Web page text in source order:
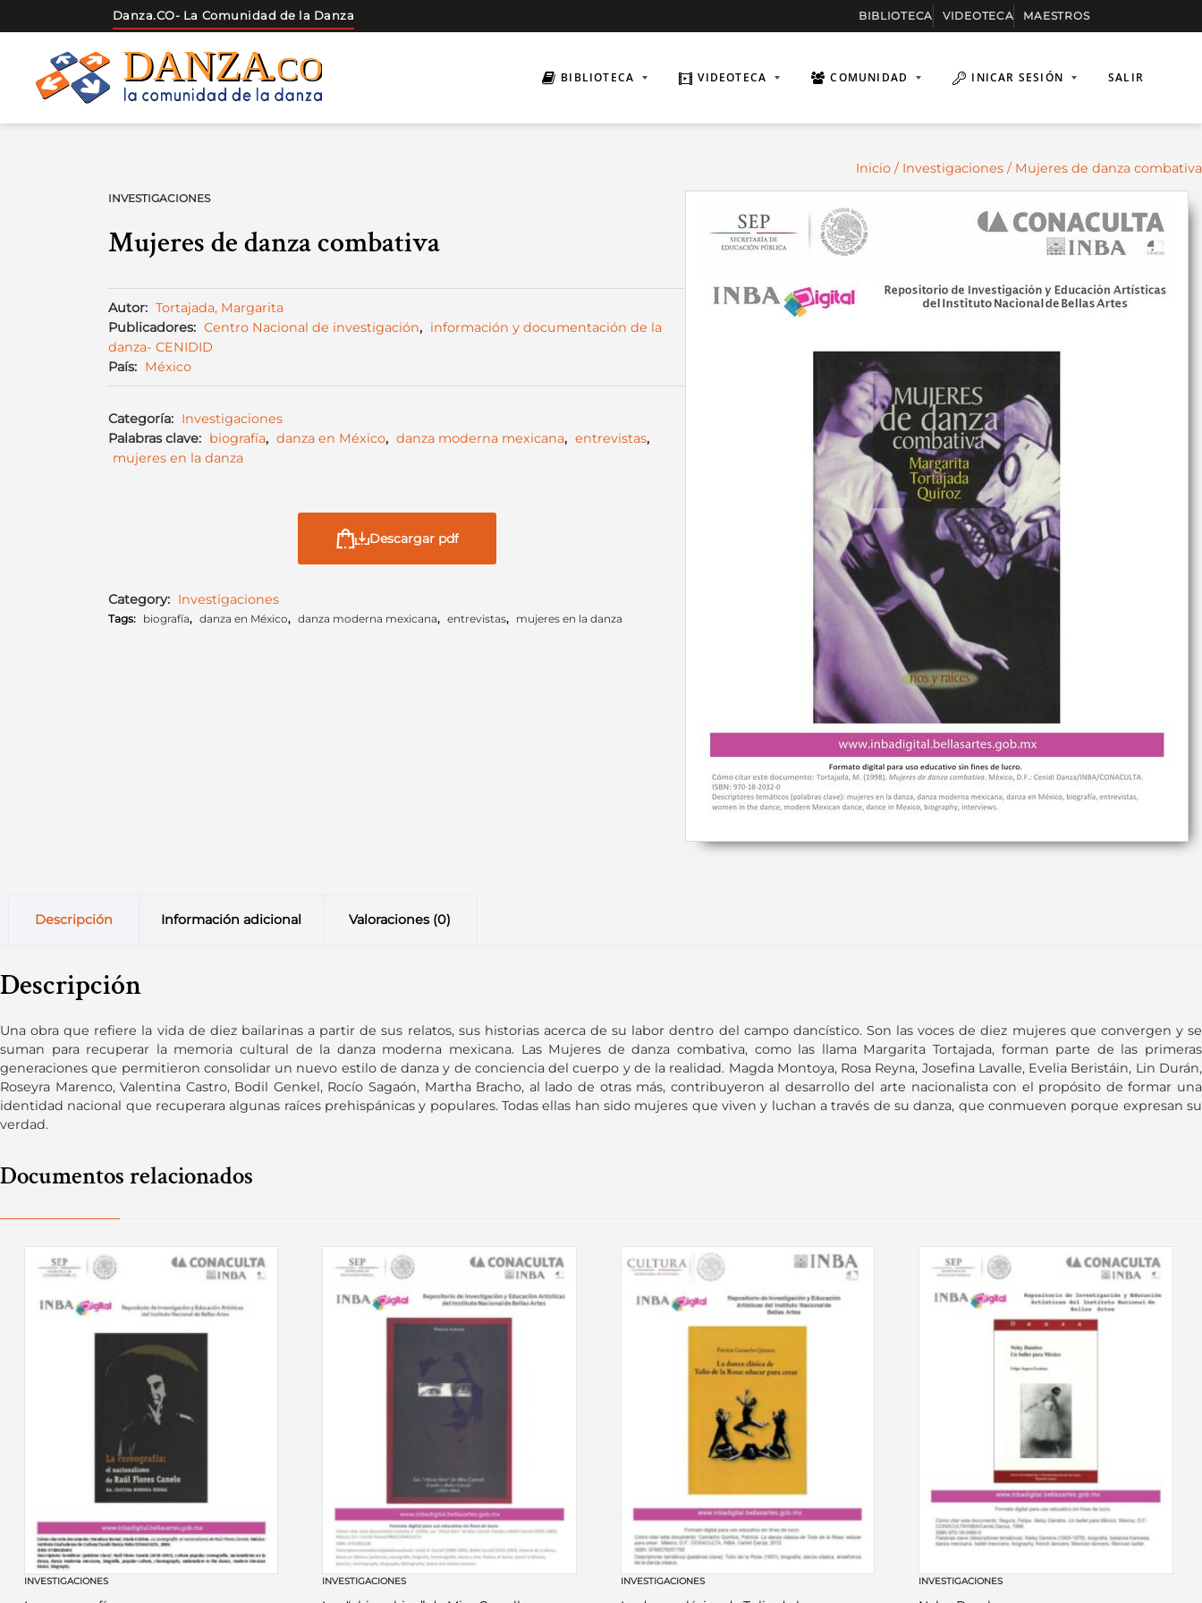
Danza.CO- La Comunidad de la Danza BIBLIOTECA VIDEOTECA MAESTROS
content
BIBLIOTECA VIDEOTECA COMUNIDAD INICAR SESIÓN SALIR
Inicio / Investigaciones / Mujeres de danza combativa
INVESTIGACIONES
Mujeres de danza combativa
Autor: Tortajada, Margarita
Publicadores: Centro Nacional de investigación, información y documentación de la
danza- CENIDID
País: México
Categoría: Investigaciones
Palabras clave: biografía, danza en México, danza moderna mexicana, entrevistas,
mujeres en la danza
Descargar pdf
Category: Investigaciones
Tags: biografía, danza en México, danza moderna mexicana, entrevistas, mujeres en la danza
Descripción Información adicional Valoraciones (0)
Descripción
Una obra que refiere la vida de diez bailarinas a partir de sus relatos, sus historias acerca de su labor dentro del campo dancístico. Son las voces de diez mujeres que convergen y se
suman para recuperar la memoria cultural de la danza moderna mexicana. Las Mujeres de danza combativa, como las llama Margarita Tortajada, forman parte de las primeras
generaciones que permitieron consolidar un nuevo estilo de danza y de conciencia del cuerpo y de la realidad. Magda Montoya, Rosa Reyna, Josefina Lavalle, Evelia Beristáin, Lin Durán,
Roseyra Marenco, Valentina Castro, Bodil Genkel, Rocío Sagaón, Martha Bracho, al lado de otras más, contribuyeron al desarrollo del arte nacionalista con el propósito de formar una
identidad nacional que recuperara algunas raíces prehispánicas y populares. Todas ellas han sido mujeres que viven y luchan a través de su danza, que conmueven porque expresan su
verdad.
Documentos relacionados
INVESTIGACIONES INVESTIGACIONES INVESTIGACIONES INVESTIGACIONES